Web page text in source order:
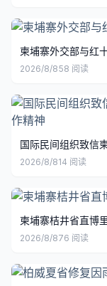
柬埔寨外交部与红
2026/8/858 阅读
国际民间组织致信
2026/8/814 阅读
柬埔寨桔井省直博
2026/8/876 阅读